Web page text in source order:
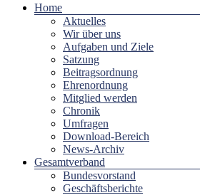
Home
Aktuelles
Wir über uns
Aufgaben und Ziele
Satzung
Beitragsordnung
Ehrenordnung
Mitglied werden
Chronik
Umfragen
Download-Bereich
News-Archiv
Gesamtverband
Bundesvorstand
Geschäftsberichte